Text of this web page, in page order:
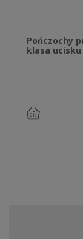
Pończochy
klasa ucisku
do